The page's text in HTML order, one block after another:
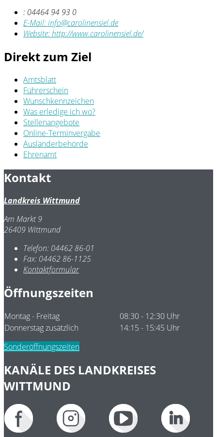
: 04464 94 93 0
E-Mail:info@carolinensiel.de
Website:http://www.carolinensiel.de/
Direkt zum Ziel
Amtsblatt
Führerschein
Wunschkennzeichen
Was erledige ich wo?
Stellenangebote
Online-Terminvergabe
Ausländerbehörde
Ehrenamt
Kontakt
Landkreis Wittmund
Am Markt 9
26409 Wittmund
Telefon: 04462 86-01
Fax: 04462 86-1125
Kontaktformular
Öffnungszeiten
Montag - Freitag
08:30 - 12:30 Uhr
Donnerstag zusätzlich
14:15 - 15:45 Uhr
Sonderöffnungszeiten
KANÄLE DES LANDKREISES
WITTMUND